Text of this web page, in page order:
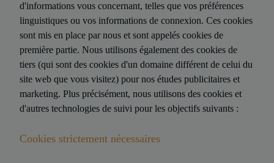
d'informations vous concernant, telles que vos préférences
linguistiques ou vos informations de connexion. Ces cookies
sont mis en place par nous et sont appelés cookies de
première partie. Nous utilisons également des cookies de
tiers (qui sont des cookies d'un domaine différent de celui du
site web que vous visitez) pour nos études publicitaires et
marketing. Plus précisément, nous utilisons des cookies et
d'autres technologies de suivi pour les objectifs suivants :
Cookies strictement nécessaires